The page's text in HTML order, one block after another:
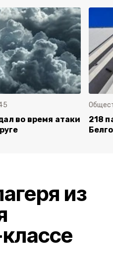
во время атаки
218
из